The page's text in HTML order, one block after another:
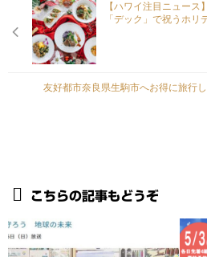
【ハワイ注目ニュー
「デック」で祝うホリ
友好都市奈良県生駒市へお得に旅行
こちらの記事もどうぞ